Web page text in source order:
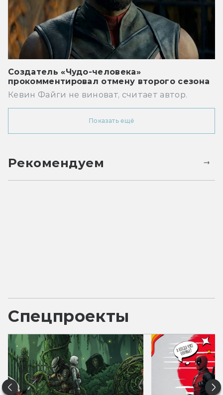
Создатель «Чудо-человека»
прокомментировал отмену второго сезона
Кевин Файги не виноват, считает автор.
Показать ещё
Рекомендуем
Спецпроекты